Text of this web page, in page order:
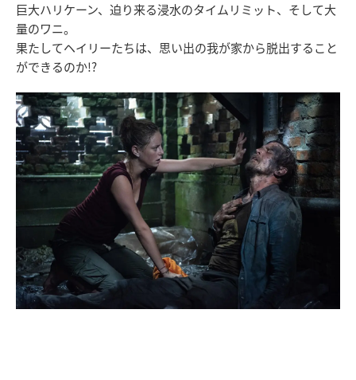
巨大ハリケーン、迫り来る浸水のタイムリミット、そして大
量のワニ。
果たしてヘイリーたちは、思い出の我が家から脱出すること
ができるのか!?